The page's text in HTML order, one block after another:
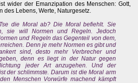
wider der Emanzipation des Menschen: Gott,
des Lebens, Werte, Naturgesetz.
die Moral ab? Die Moral befiehlt. Sie
sie will Normen und Regeln. Jedoch
und Regeln das Gegenteil von dem,
Denn je mehr Normen es gibt und
sind, desto mehr Verbrecher und
denn es liegt in der Natur gegen
jeder Art anzugehen. Und der
der schlimmste. Darum ist die Moral arm
Menschen Vorwürfe machend kämpft